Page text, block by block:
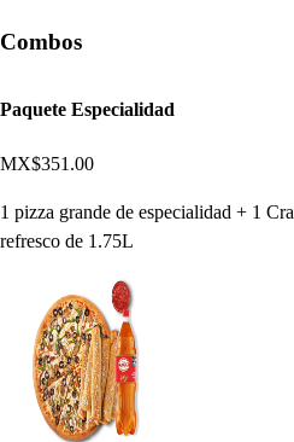
Combos
Paquete Especialidad
MX$351.00
1 pizza grande de especialidad + 1
refresco de 1.75L